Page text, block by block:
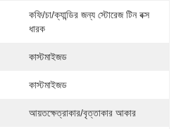
কফি/চা/ক্যান্ডির জন্য স্টোরেজ টিন বক্স
ধারক
কাস্টমাইজড
কাস্টমাইজড
আয়তক্ষেত্রাকার/বৃত্তাকার আকার